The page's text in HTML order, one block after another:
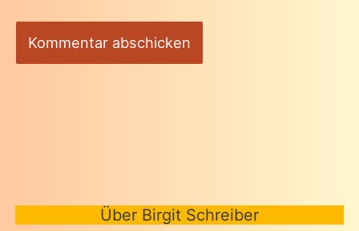
Über Birgit Schreiber